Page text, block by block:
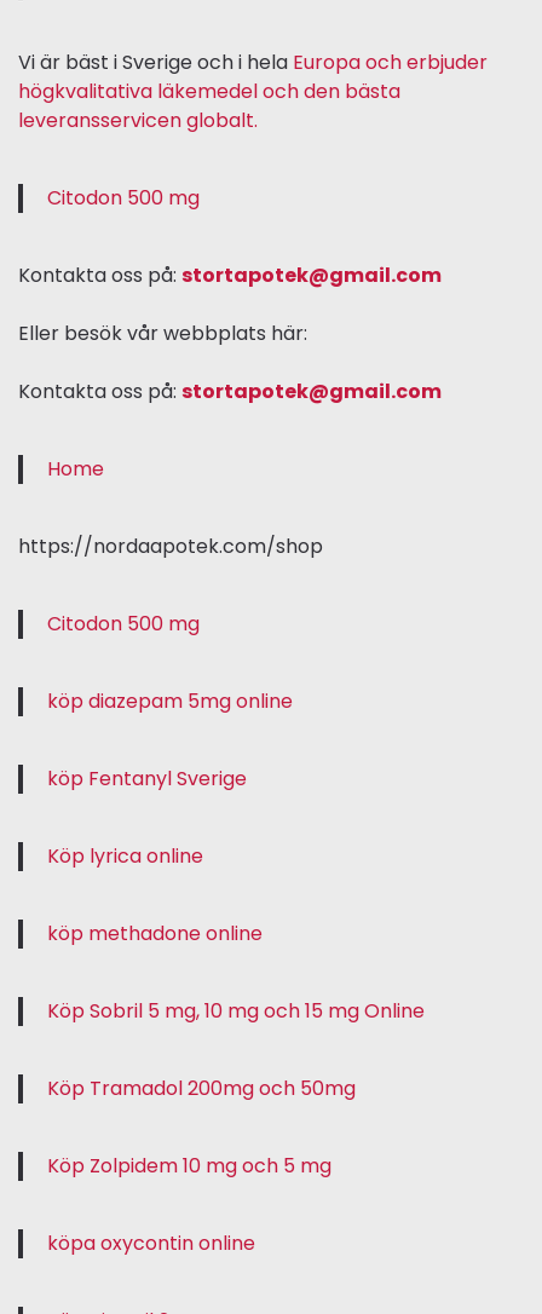
Vi är bäst i Sverige och i hela Europa och erbjuder
högkvalitativa läkemedel och den bästa
leveransservicen globalt.
Citodon 500 mg
Kontakta oss på: stortapotek@gmail.com
Eller besök vår webbplats här:
Kontakta oss på: stortapotek@gmail.com
Home
https://nordaapotek.com/shop
Citodon 500 mg
köp diazepam 5mg online
köp Fentanyl Sverige
Köp lyrica online
köp methadone online
Köp Sobril 5 mg, 10 mg och 15 mg Online
Köp Tramadol 200mg och 50mg
Köp Zolpidem 10 mg och 5 mg
köpa oxycontin online